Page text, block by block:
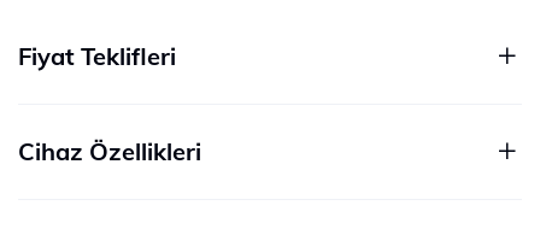
Fiyat Teklifleri
Cihaz Özellikleri